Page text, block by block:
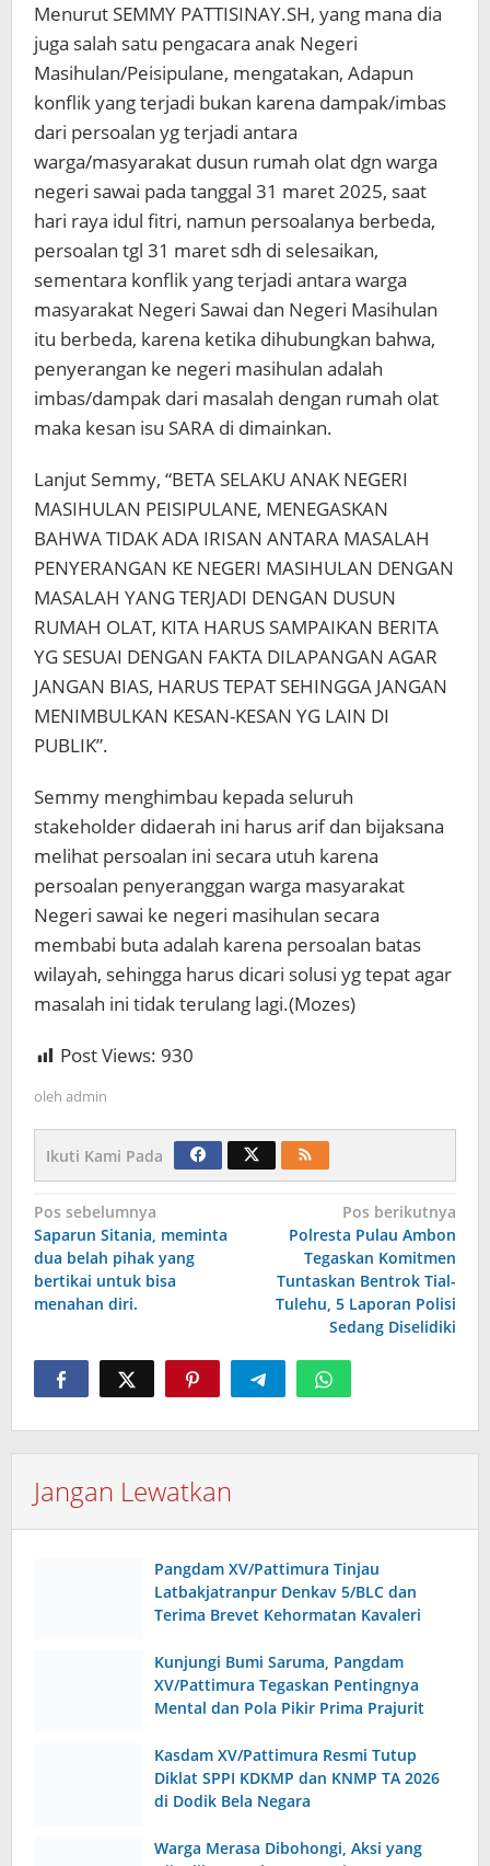
Menurut SEMMY PATTISINAY.SH, yang mana dia
juga salah satu pengacara anak Negeri
Masihulan/Peisipulane, mengatakan, Adapun
konflik yang terjadi bukan karena dampak/imbas
dari persoalan yg terjadi antara
warga/masyarakat dusun rumah olat dgn warga
negeri sawai pada tanggal 31 maret 2025, saat
hari raya idul fitri, namun persoalanya berbeda,
persoalan tgl 31 maret sdh di selesaikan,
sementara konflik yang terjadi antara warga
masyarakat Negeri Sawai dan Negeri Masihulan
itu berbeda, karena ketika dihubungkan bahwa,
penyerangan ke negeri masihulan adalah
imbas/dampak dari masalah dengan rumah olat
maka kesan isu SARA di dimainkan.
Lanjut Semmy, “BETA SELAKU ANAK NEGERI
MASIHULAN PEISIPULANE, MENEGASKAN
BAHWA TIDAK ADA IRISAN ANTARA MASALAH
PENYERANGAN KE NEGERI MASIHULAN DENGAN
MASALAH YANG TERJADI DENGAN DUSUN
RUMAH OLAT, KITA HARUS SAMPAIKAN BERITA
YG SESUAI DENGAN FAKTA DILAPANGAN AGAR
JANGAN BIAS, HARUS TEPAT SEHINGGA JANGAN
MENIMBULKAN KESAN-KESAN YG LAIN DI
PUBLIK”.
Semmy menghimbau kepada seluruh
stakeholder didaerah ini harus arif dan bijaksana
melihat persoalan ini secara utuh karena
persoalan penyeranggan warga masyarakat
Negeri sawai ke negeri masihulan secara
membabi buta adalah karena persoalan batas
wilayah, sehingga harus dicari solusi yg tepat agar
masalah ini tidak terulang lagi.(Mozes)
Post Views: 930
oleh admin
Ikuti Kami Pada
Navigasi
pos
Pos sebelumnya
Saparun Sitania, meminta
dua belah pihak yang
bertikai untuk bisa
menahan diri.
Pos berikutnya
Polresta Pulau Ambon
Tegaskan Komitmen
Tuntaskan Bentrok Tial-
Tulehu, 5 Laporan Polisi
Sedang Diselidiki
Jangan Lewatkan
Pangdam XV/Pattimura Tinjau
Latbakjatranpur Denkav 5/BLC dan
Terima Brevet Kehormatan Kavaleri
Kunjungi Bumi Saruma, Pangdam
XV/Pattimura Tegaskan Pentingnya
Mental dan Pola Pikir Prima Prajurit
Kasdam XV/Pattimura Resmi Tutup
Diklat SPPI KDKMP dan KNMP TA 2026
di Dodik Bela Negara
Warga Merasa Dibohongi, Aksi yang